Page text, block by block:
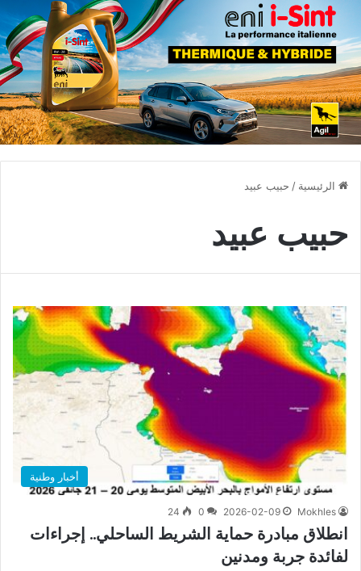
الرئيسية / حبيب عبيد
حبيب عبيد
أخبار وطنية
Mokhles
2026-02-09
0
24
انطلاق مبادرة حماية الشريط الساحلي.. إجراءات
لفائدة جربة ومدنين